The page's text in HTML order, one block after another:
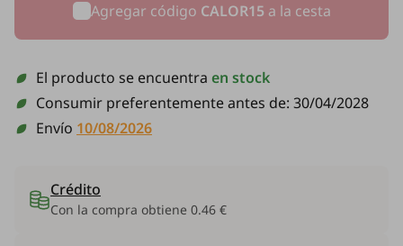
Agregar código CALOR15 a la cesta
El producto se encuentra en stock
Consumir preferentemente antes de: 30/04/2028
Envío 10/08/2026
Crédito
Con la compra obtiene 0.46 €